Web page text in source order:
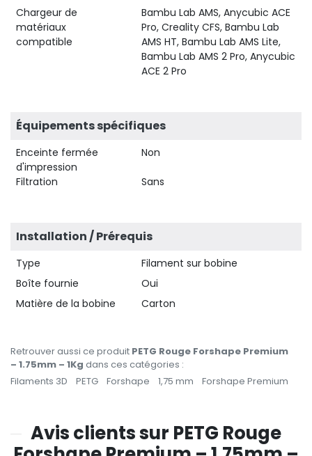
Chargeur de
matériaux
compatible
Bambu Lab AMS, Anycubic ACE
Pro, Creality CFS, Bambu Lab
AMS HT, Bambu Lab AMS Lite,
Bambu Lab AMS 2 Pro, Anycubic
ACE 2 Pro
Équipements spécifiques
Enceinte fermée
d'impression
Non
Filtration Sans
Installation / Prérequis
Type
Filament sur bobine
Boîte fournie
Oui
Matière de la bobine
Carton
Retrouver aussi ce produit PETG Rouge Forshape Premium
– 1.75mm – 1Kg dans ces catégories :
Filaments 3D
PETG Forshape 1,75 mm Forshape Premium
Avis clients sur PETG Rouge